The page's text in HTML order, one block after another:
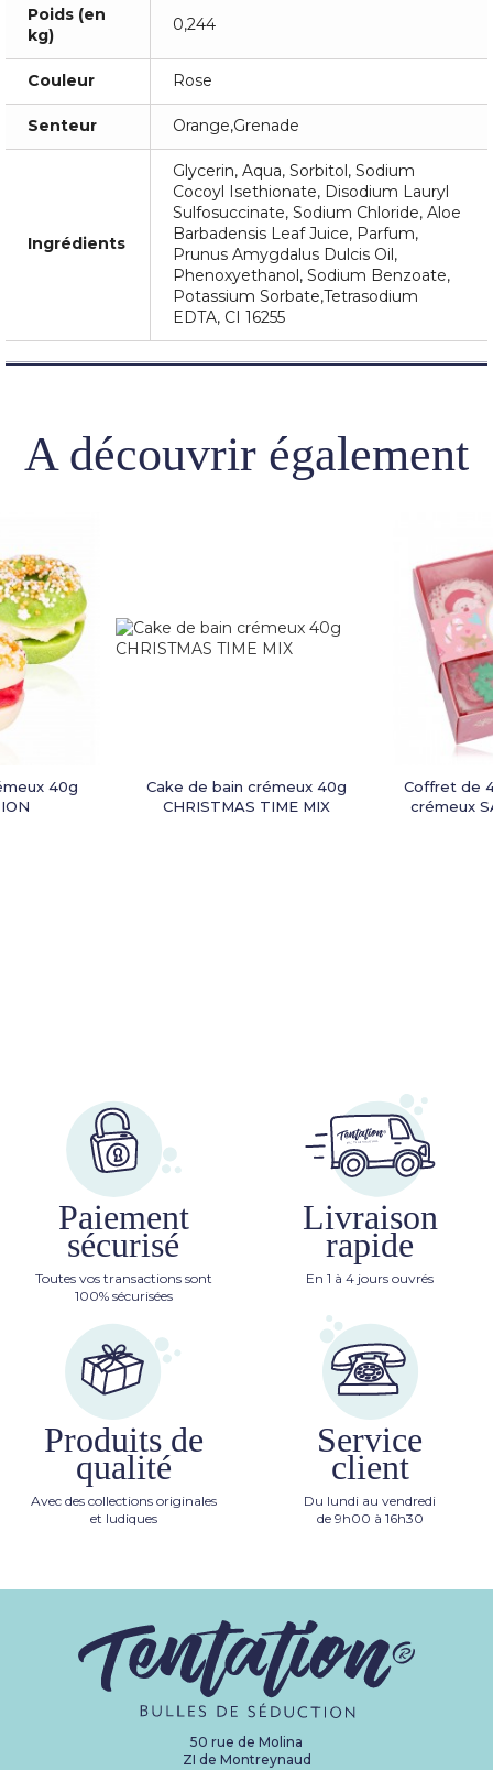
Poids (en
kg)
0,244
Couleur Rose
Senteur Orange,Grenade
Ingrédients
Glycerin, Aqua, Sorbitol, Sodium
Cocoyl Isethionate, Disodium Lauryl
Sulfosuccinate, Sodium Chloride, Aloe
Barbadensis Leaf Juice, Parfum,
Prunus Amygdalus Dulcis Oil,
Phenoxyethanol, Sodium Benzoate,
Potassium Sorbate,Tetrasodium
EDTA, CI 16255
A découvrir également
40g
Cake de bain crémeux 40g
CHRISTMAS TIME MIX
Coffret de
crémeux
Paiement
sécurisé
Toutes vos transactions sont
100% sécurisées
Livraison
rapide
En 1 à 4 jours ouvrés
Produits de
qualité
Avec des collections originales
et ludiques
Service
client
Du lundi au vendredi
de 9h00 à 16h30
50 rue de Molina
ZI de Montreynaud